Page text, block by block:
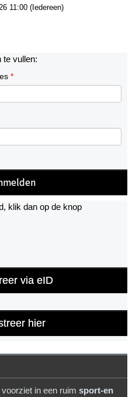
11:00 (Iedereen)
te vullen:
*
klik dan op de knop
via eID
hier
voorziet in een ruim sport-en